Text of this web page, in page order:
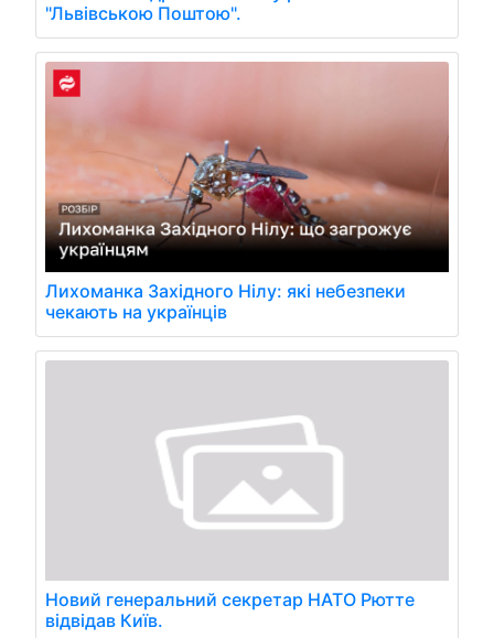
"Львівською Поштою".
Лихоманка Західного Нілу: які небезпеки
чекають на українців
Новий генеральний секретар НАТО Рютте
відвідав Київ.